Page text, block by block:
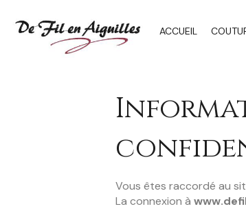
ACCUEIL
Vous êtes raccordé au
La connexion à